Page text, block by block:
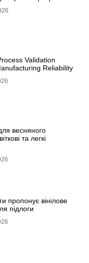
Validation
Reliability
весняного
та легкі
пропонує вінілове
підлоги